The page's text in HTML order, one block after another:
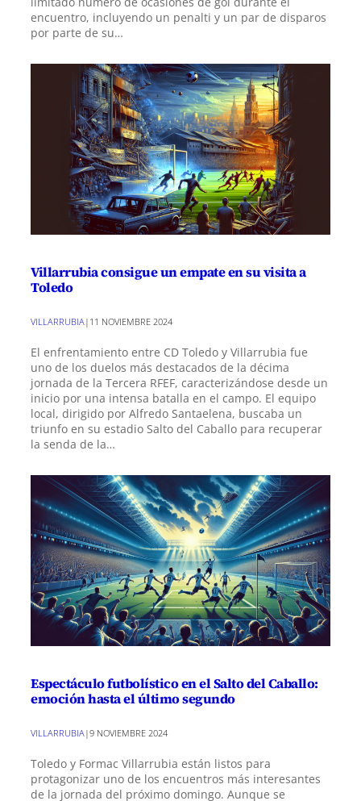
encuentro, incluyendo un penalti y un par de disparos
por parte de su…
Villarrubia consigue un empate en su visita a
Toledo
VILLARRUBIA| 11 NOVIEMBRE 2024
El enfrentamiento entre CD Toledo y Villarrubia fue
uno de los duelos más destacados de la décima
jornada de la Tercera RFEF, caracterizándose desde un
inicio por una intensa batalla en el campo. El equipo
local, dirigido por Alfredo Santaelena, buscaba un
triunfo en su estadio Salto del Caballo para recuperar
la senda de la…
Espectáculo futbolístico en el Salto del Caballo:
emoción hasta el último segundo
VILLARRUBIA|9 NOVIEMBRE 2024
Toledo y Formac Villarrubia están listos para
protagonizar uno de los encuentros más interesantes
de la jornada del próximo domingo. Aunque se